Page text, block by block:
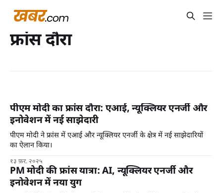
फ्रांस दौरा
पीएम मोदी का फ्रांस दौरा: एआई, न्यूक्लियर एनर्जी और
इनोवेशन में नई साझेदारी
पीएम मोदी ने फ्रांस में एआई और न्यूक्लियर एनर्जी के क्षेत्र में नई साझेदारियों
का ऐलान किया।
१३ फ़र. २०२५
PM मोदी की फ्रांस यात्रा: AI, न्यूक्लियर एनर्जी और
इनोवेशन में नया युग